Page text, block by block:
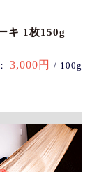
キ 1枚150g
3,000円 / 100g